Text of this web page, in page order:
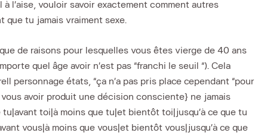
l’aise, vouloir savoir exactement comment autres
que tu jamais vraiment sexe.
de raisons pour lesquelles vous êtes vierge de 40 ans
quel âge avoir n’est pas “franchi le seuil “). Cela
personnage états, “ça n’a pas pris place cependant “pour
avoir produit une décision consciente} ne jamais
tu|avant toi|à moins que tu|et bientôt toi|jusqu’à ce que tu
vous|à moins que vous|et bientôt vous|jusqu’à ce que